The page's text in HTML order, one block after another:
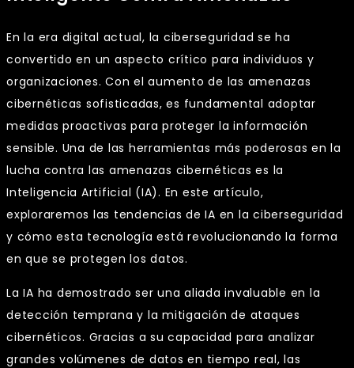
En la era digital actual, la ciberseguridad se ha
convertido en un aspecto crítico para individuos y
organizaciones. Con el aumento de las amenazas
cibernéticas sofisticadas, es fundamental adoptar
medidas proactivas para proteger la información
sensible. Una de las herramientas más poderosas en la
lucha contra las amenazas cibernéticas es la
Inteligencia Artificial (IA). En este artículo,
exploraremos las tendencias de IA en la ciberseguridad
y cómo esta tecnología está revolucionando la forma
en que se protegen los datos.
La IA ha demostrado ser una aliada invaluable en la
detección temprana y la mitigación de ataques
cibernéticos. Gracias a su capacidad para analizar
grandes volúmenes de datos en tiempo real, las